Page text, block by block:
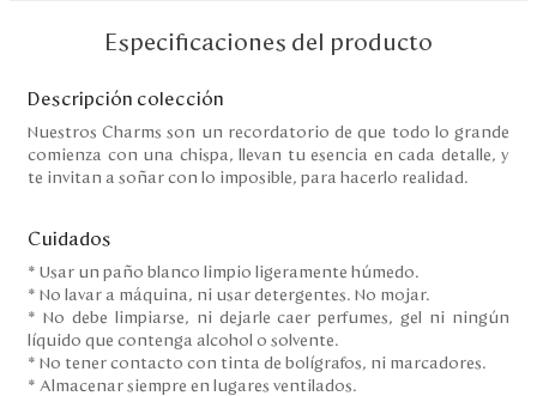
Mi cuenta
Blog
Servicio al cliente
Colombia
Costa Rica
Panamá
USA
Especificaciones del producto
Descripción colección
Nuestros Charms son un recordatorio de que todo lo grande
comienza con una chispa, llevan tu esencia en cada detalle, y
te invitan a soñar con lo imposible, para hacerlo realidad.
Cuidados
* Usar un paño blanco limpio ligeramente húmedo.
* No lavar a máquina, ni usar detergentes. No mojar.
* No debe limpiarse, ni dejarle caer perfumes, gel ni ningún
líquido que contenga alcohol o solvente.
* No tener contacto con tinta de bolígrafos, ni marcadores.
* Almacenar siempre en lugares ventilados.